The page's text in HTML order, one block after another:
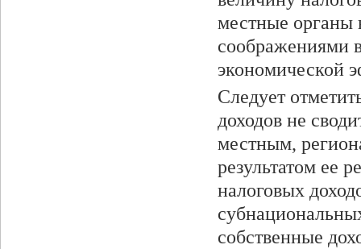
местные органы
соображениями
экономической
Следует
доходов не
местным,
результатом ее
налоговых
собственные